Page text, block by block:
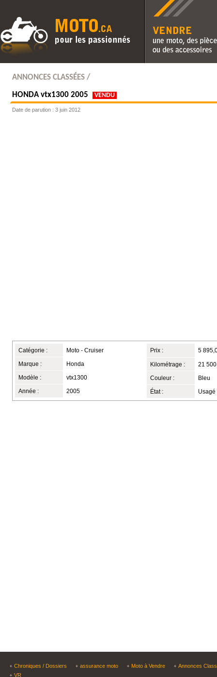
Vendre une moto, des
des accessoires
ANNONCES CLASSÉES /
HONDAvtx1300 2005 VENDU
Date de parution : 3 juin 2012
Catégorie : Moto - Cruiser
Marque : Honda
Modèle : vtx1300
Année : 2005
Prix : 5
Kilométrage : 21
Couleur : Bleu
État : Usagé
Chroniques / Dossiers assurance moto Moto à Vendre
Annonces
VR